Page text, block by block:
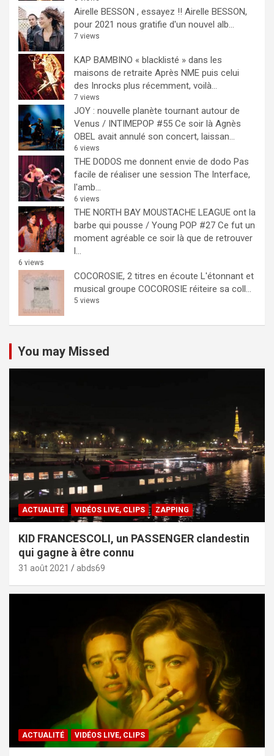
Airelle BESSON , essayez !! Airelle BESSON,
pour 2021 nous gratifie d'un nouvel alb...
7 views
KAP BAMBINO « blacklisté » dans les
maisons de retraite Après NME puis celui
des Inrocks plus récemment, voilà...
7 views
JOY : nouvelle planète tournant autour de
Venus / INTIMEPOP #55 Ce soir là Agnès
OBEL avait annulé son concert, laissan...
6 views
THE DODOS me donnent envie de dodo Pas
facile de réaliser une session The Interface,
l'amb...
6 views
THE NORTH BAY MOUSTACHE LEAGUE ont la
barbe qui pousse / Young POP #27 Ce fut un
moment agréable ce soir là que de retrouver
l...
6 views
COCOROSIE, 2 titres en écoute L'étonnant et
musical groupe COCOROSIE réiteire sa coll...
5 views
You may Missed
ACTUALITÉ VIDÉOS LIVE, CLIPS ZAPPING
KID FRANCESCOLI, un PASSENGER clandestin
qui gagne à être connu
31 août 2021 abds69
ACTUALITÉ VIDÉOS LIVE, CLIPS